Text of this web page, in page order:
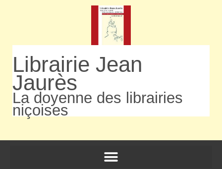
Librairie Jean
Jaurès
La doyenne des librairies
niçoises